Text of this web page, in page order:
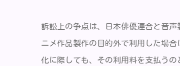
訴訟上の争点は、日本俳優連合と音
ニメ作品製作の目的外で利用した場
化に際しても、その利用料を支払う